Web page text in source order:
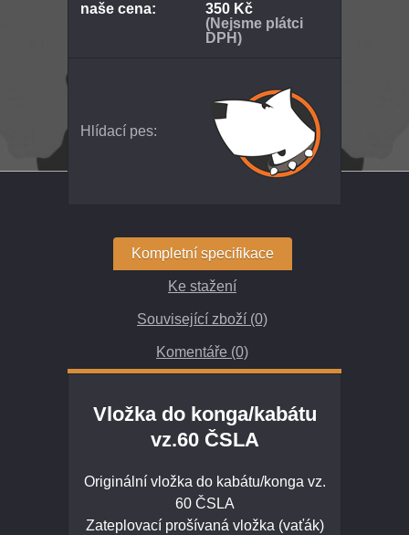
naše cena:
350 Kč
(Nejsme plátci
DPH)
Hlídací pes:
Kompletní specifikace
Ke stažení
Související zboží (0)
Komentáře (0)
Vložka do konga/kabátu
vz.60 ČSLA
Originální vložka do kabátu/konga vz.
60 ČSLA
Zateplovací prošívaná vložka (vaťák)